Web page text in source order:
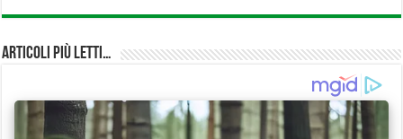
Articoli più Letti…